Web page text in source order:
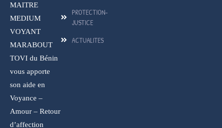
MAITRE
MEDIUM
VOYANT
MARABOUT
TOVI du Bénin
vous apporte
son aide en
Voyance –
Amour – Retour
d’affection
PROTECTION-
JUSTICE
ACTUALITES